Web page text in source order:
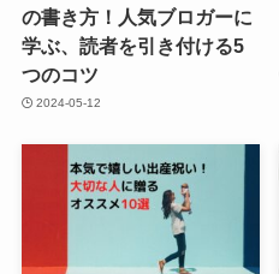
の書き方！人気ブロガーに
学ぶ、読者を引き付ける5
つのコツ
2024-05-12